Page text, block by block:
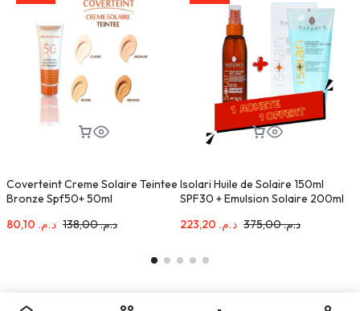
Coverteint Creme Solaire Teintee
Bronze Spf50+ 50ml
د.م.
د.م.138,00
Isolari Huile de Solaire 150ml
SPF30 + Emulsion Solaire 200ml
د.م. د.م.375,00